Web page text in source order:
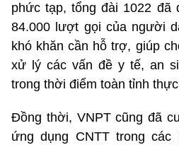
phức tạp, tổng đài 1022 đã
84.000 lượt gọi của người
khó khăn cần hỗ trợ, giúp
xử lý các vấn đề y tế, an
trong thời điểm toàn tỉnh
Đồng thời, VNPT cũng đã
ứng dụng CNTT trong